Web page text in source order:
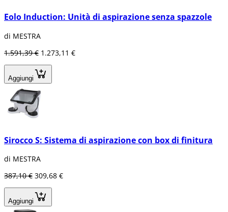
Eolo Induction: Unità di aspirazione senza spazzole
di MESTRA
1.591,39 € 1.273,11 €
Aggiungi
Sirocco S: Sistema di aspirazione con box di finitura
di MESTRA
387,10 € 309,68 €
Aggiungi